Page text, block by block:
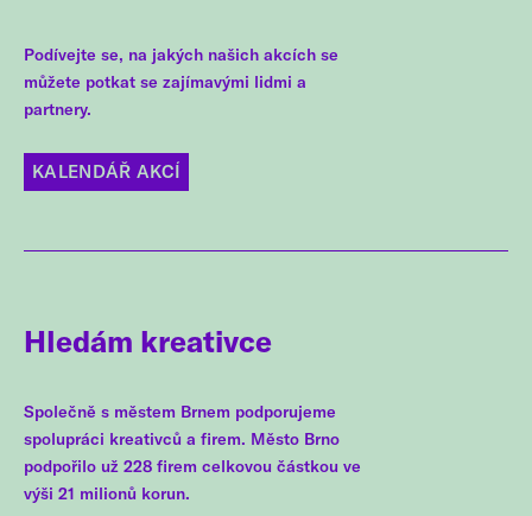
Podívejte se, na jakých našich akcích se
můžete potkat se zajímavými lidmi a
partnery.
KALENDÁŘ AKCÍ
Hledám kreativce
Společně s městem Brnem podporujeme
spolupráci kreativců a firem. Město Brno
podpořilo už 228 firem celkovou částkou ve
výši 21 milionů korun.